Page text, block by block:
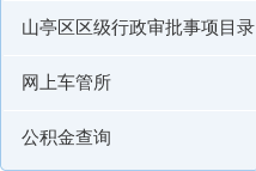
山亭区区级行政审批事项目录
网上车管所
公积金查询